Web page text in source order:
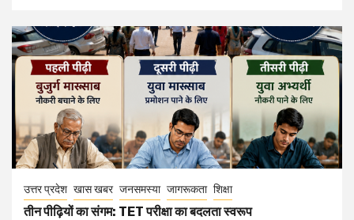
उत्तर प्रदेश खास खबर जनसमस्या जागरूकता शिक्षा
तीन पीढ़ियों का संगम: TET परीक्षा का बदलता स्वरूप